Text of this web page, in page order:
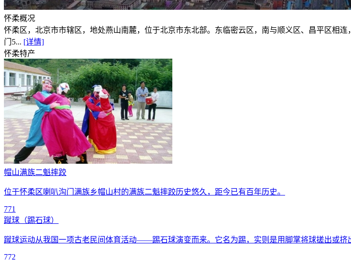
怀柔概况
怀柔区，北京市市辖区，地处燕山南麓，位于北京市东北部。东临密云区，南与顺义区、昌平区相
门5... [详情]
怀柔特产
帽山满族二魁摔跤
位于怀柔区喇叭沟门满族乡帽山村的满族二魁摔跤历史悠久，距今已有百年历史。
771
蹴球（踢石球）
蹴球运动从我国一项古老民间体育活动——踢石球演变而来。它名为踢，实则是用脚掌将球搓出或挤
772